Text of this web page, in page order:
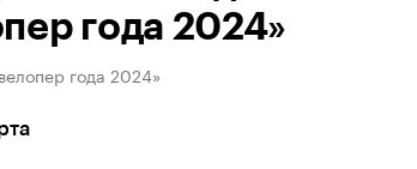
года 2024»
года 2024»